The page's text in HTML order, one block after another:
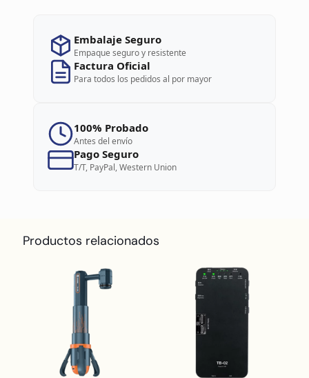
Embalaje Seguro
Empaque seguro y resistente
Factura Oficial
Para todos los pedidos al por mayor
100% Probado
Antes del envío
Pago Seguro
T/T, PayPal, Western Union
Productos relacionados